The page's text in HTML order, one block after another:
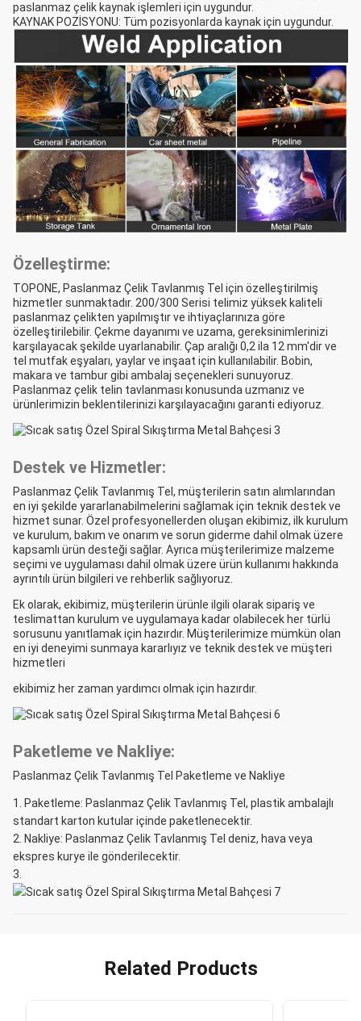
paslanmaz çelik kaynak işlemleri için uygundur.
KAYNAK POZİSYONU: Tüm pozisyonlarda kaynak için uygundur.
Özelleştirme:
TOPONE, Paslanmaz Çelik Tavlanmış Tel için özelleştirilmiş
hizmetler sunmaktadır. 200/300 Serisi telimiz yüksek kaliteli
paslanmaz çelikten yapılmıştır ve ihtiyaçlarınıza göre
özelleştirilebilir. Çekme dayanımı ve uzama, gereksinimlerinizi
karşılayacak şekilde uyarlanabilir. Çap aralığı 0,2 ila 12 mm'dir ve
tel mutfak eşyaları, yaylar ve inşaat için kullanılabilir. Bobin,
makara ve tambur gibi ambalaj seçenekleri sunuyoruz.
Paslanmaz çelik telin tavlanması konusunda uzmanız ve
ürünlerimizin beklentilerinizi karşılayacağını garanti ediyoruz.
Destek ve Hizmetler:
Paslanmaz Çelik Tavlanmış Tel, müşterilerin satın alımlarından
en iyi şekilde yararlanabilmelerini sağlamak için teknik destek ve
hizmet sunar. Özel profesyonellerden oluşan ekibimiz, ilk kurulum
ve kurulum, bakım ve onarım ve sorun giderme dahil olmak üzere
kapsamlı ürün desteği sağlar. Ayrıca müşterilerimize malzeme
seçimi ve uygulaması dahil olmak üzere ürün kullanımı hakkında
ayrıntılı ürün bilgileri ve rehberlik sağlıyoruz.
Ek olarak, ekibimiz, müşterilerin ürünle ilgili olarak sipariş ve
teslimattan kurulum ve uygulamaya kadar olabilecek her türlü
sorusunu yanıtlamak için hazırdır. Müşterilerimize mümkün olan
en iyi deneyimi sunmaya kararlıyız ve teknik destek ve müşteri
hizmetleri
ekibimiz her zaman yardımcı olmak için hazırdır.
Paketleme ve Nakliye:
Paslanmaz Çelik Tavlanmış Tel Paketleme ve Nakliye
Paketleme: Paslanmaz Çelik Tavlanmış Tel, plastik ambalajlı
standart karton kutular içinde paketlenecektir.
Nakliye: Paslanmaz Çelik Tavlanmış Tel deniz, hava veya
ekspres kurye ile gönderilecektir.
Related Products